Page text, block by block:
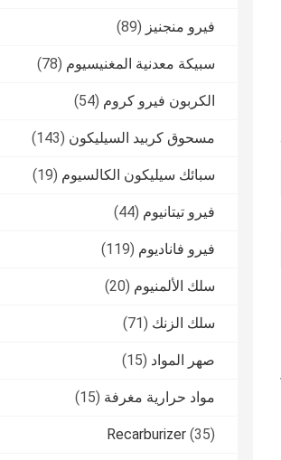
فيرو منجنيز (89)
سبيكة معدنية المغنيسيوم (78)
الكربون فيرو كروم (54)
مسحوق كربيد السيليكون (143)
سبائك سيليكون الكالسيوم (19)
فيرو تيتانيوم (44)
فيرو فاناديوم (119)
سلك الألمنيوم (20)
سلك الزنك (71)
صهر المواد (15)
مواد حرارية مغرفة (15)
Recarburizer (35)